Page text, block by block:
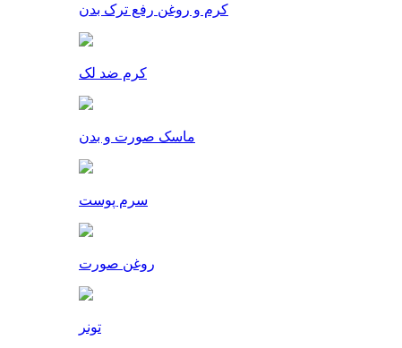
کرم و روغن رفع ترک بدن
کرم ضد لک
ماسک صورت و بدن
سرم پوست
روغن صورت
تونر